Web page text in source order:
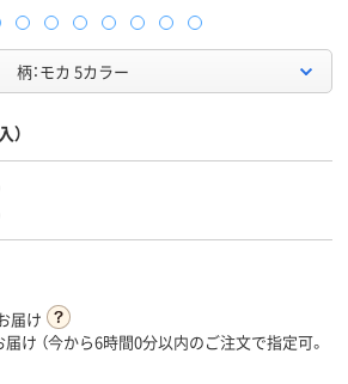
柄：モカ 5カラー
）
届け
届け （今から6時間0分以内のご注文で指定可。